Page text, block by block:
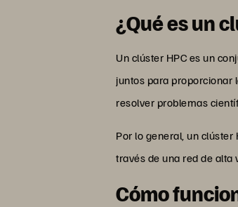
¿Qué es un
Un clúster HPC es un
juntos para proporcionar
resolver problemas
Por lo general, un
través de una red de alta
Cómo